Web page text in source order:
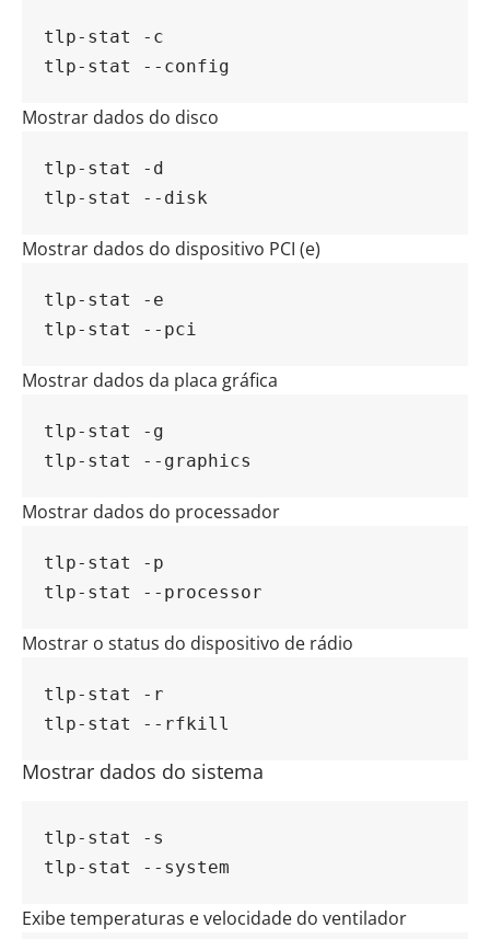
tlp-stat -c
tlp-stat --config
Mostrar dados do disco
tlp-stat -d
tlp-stat --disk
Mostrar dados do dispositivo PCI (e)
tlp-stat -e
tlp-stat --pci
Mostrar dados da placa gráfica
tlp-stat -g
tlp-stat --graphics
Mostrar dados do processador
tlp-stat -p
tlp-stat --processor
Mostrar o status do dispositivo de rádio
tlp-stat -r
tlp-stat --rfkill
Mostrar dados do sistema
tlp-stat -s
tlp-stat --system
Exibe temperaturas e velocidade do ventilador